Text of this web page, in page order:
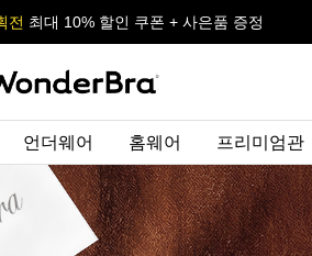
이즈 무료 교환 서비스
전 최대 10% 할인 쿠폰 + 사은품 증정
이즈 무료 교환 서비스
전 최대 10% 할인 쿠폰 + 사은품 증정
언더웨어 홈웨어 프리미엄관